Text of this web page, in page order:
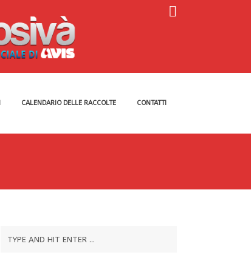
CALENDARIO DELLE RACCOLTE CONTATTI